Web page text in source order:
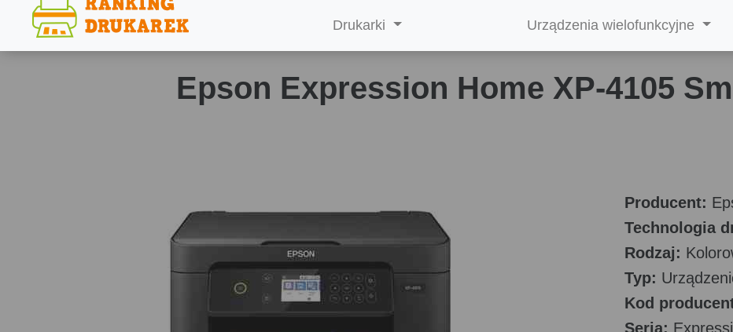
Drukarki Urządzenia wielofunkcyjne
Epson Expression Home XP-4105
Producent:
Technologia
Rodzaj:
Typ:
Kod
Seria: